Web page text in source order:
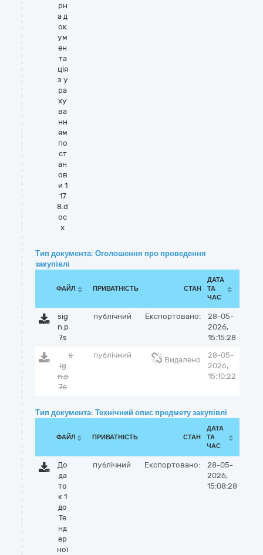
рн
а д
ок
ум
ен
та
ція
з у
ра
ху
ва
нн
ям
по
ст
ан
ов
и 1
17
8.d
oc
x
Тип документа: Оголошення про проведення
закупівлі
ФАЙЛ ПРИВАТНІСТЬ СТАН
ДАТА
ТА
ЧАС
sig
n.p
7s
публічний Експортовано:
28-05-
2026,
15:15:28
s
ig
n.p
7s
публічний
Видалено
28-05-
2026,
15:10:22
Тип документа: Технічний опис предмету закупівлі
ФАЙЛ ПРИВАТНІСТЬ СТАН
ДАТА
ТА
ЧАС
До
да
то
к 1
до
Те
нд
ер
ної
публічний Експортовано:
28-05-
2026,
15:08:28